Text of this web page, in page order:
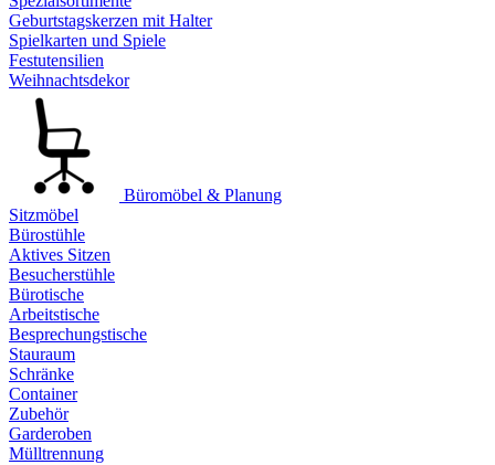
Geburtstagskerzen mit Halter
Spielkarten und Spiele
Festutensilien
Weihnachtsdekor
Büromöbel & Planung
Sitzmöbel
Bürostühle
Aktives Sitzen
Besucherstühle
Bürotische
Arbeitstische
Besprechungstische
Stauraum
Schränke
Container
Zubehör
Garderoben
Mülltrennung